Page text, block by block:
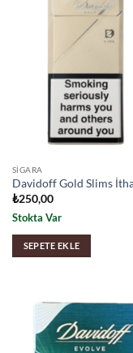
SIGARA
Davidoff Gold Slims
₺250,00
Stokta Var
SEPETE EKLE